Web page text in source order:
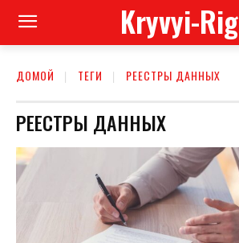
Kryvyi-Rig
ДОМОЙ ТЕГИ РЕЕСТРЫ ДАННЫХ
РЕЕСТРЫ ДАННЫХ